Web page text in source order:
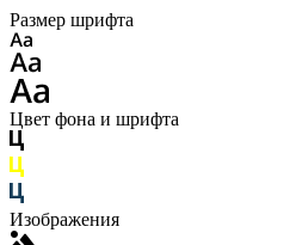
Размер шрифта
Цвет фона и шрифта
Изображения